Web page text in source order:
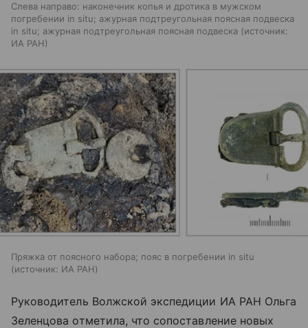
Слева направо: наконечник копья и дротика в мужском
погребении in situ; ажурная подтреугольная поясная подвеска
in situ; ажурная подтреугольная поясная подвеска
источник:
ИА РАН
Пряжка от поясного набора; пояс в погребении in situ
источник: ИА РАН
Руководитель Волжской экспедиции ИА РАН Ольга
Зеленцова отметила, что сопоставление новых